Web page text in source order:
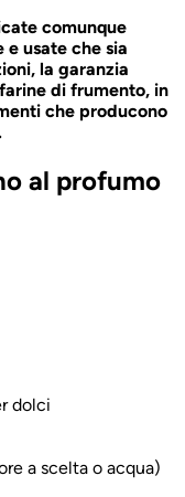
comunque
usate che sia
la garanzia
di frumento, in
che producono
al profumo
dolci
a scelta o acqua)